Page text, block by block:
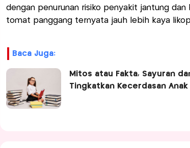
dengan penurunan risiko penyakit jantung dan
tomat panggang ternyata jauh lebih kaya
Baca Juga:
Mitos atau Fakta, Sayuran
Tingkatkan Kecerdasan Anak